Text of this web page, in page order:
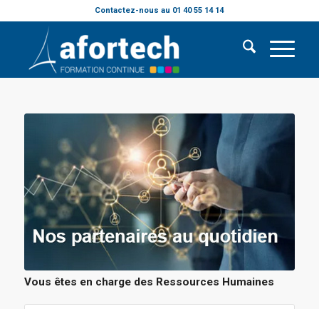
Contactez-nous au 01 40 55 14 14
Vous êtes en charge des Ressources Humaines